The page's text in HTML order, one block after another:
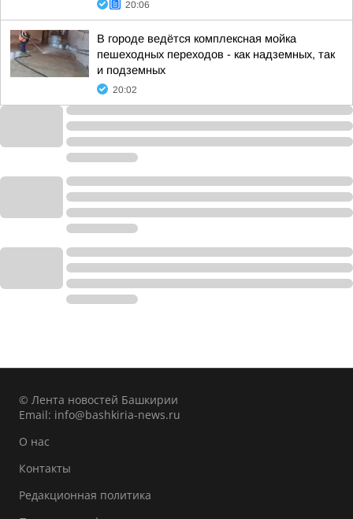
20:06
В городе ведётся комплексная мойка
пешеходных переходов - как надземных, так
и подземных
20:02
© Лента новостей Башкирии
Email: info@bashkiria-news.ru
О нас
Контакты
Редакционная политика